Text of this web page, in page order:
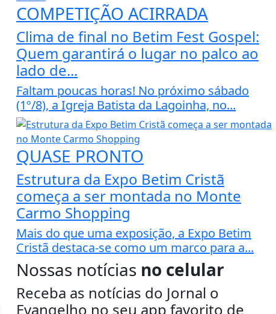
COMPETIÇÃO ACIRRADA
Clima de final no Betim Fest Gospel:
Quem garantirá o lugar no palco ao
lado de...
Faltam poucas horas! No próximo sábado
(1º/8), a Igreja Batista da Lagoinha, no...
QUASE PRONTO
Estrutura da Expo Betim Cristã
começa a ser montada no Monte
Carmo Shopping
Mais do que uma exposição, a Expo Betim
Cristã destaca-se como um marco para a...
Nossas notícias no celular
Receba as notícias do Jornal o
Evangelho no seu app favorito de